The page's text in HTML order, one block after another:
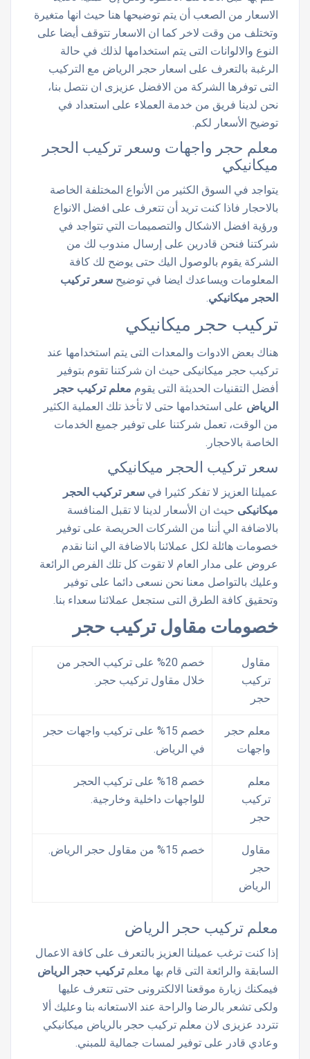
الاسعار من الصعب أن يتم توضيحها هنا حيث انها متغيرة
وتختلف من وقت لاخر كما ان الاسعار تتوقف أيضا على
النوع والالوانات التى يتم استخدامها لذلك في حالة
الرغبة بالتعرف على اسعار حجر الرياض مع التركيب
التى توفرها الشركة من الافضل عزيزى ان نتصل بنا،
نحن لدينا فريق من خدمة العملاء على استعداد في
توضيح الأسعار لكم.
معلم حجر واجهات وسعر تركيب الحجر
ميكانيكي
يتواجد في السوق الكثير من الأنواع المختلفة الخاصة
بالاحجار فاذا كنت تريد أن تتعرف على افضل الانواع
ورؤية افضل الاشكال والتصميمات التي تتواجد في
شركتنا فنحن قادرين على إرسال مندوب لك من
الشركة يقوم بالوصول اليك حتى يوضح لك كافة
المعلومات ويساعدك ايضا في توضيح سعر تركيب
الحجر ميكانيكي.
تركيب حجر ميكانيكي
هناك بعض الادوات والمعدات التى يتم استخدامها عند
تركيب حجر ميكانيكى حيث ان شركتنا تقوم بتوفير
أفضل التقنيات الحديثة التى يقوم معلم تركيب حجر
الرياض على استخدامها حتى لا تأخذ تلك العملية الكثير
من الوقت، تعمل شركتنا على توفير جميع الخدمات
الخاصة بالاحجار.
سعر تركيب الحجر ميكانيكي
عميلنا العزيز لا تفكر كثيرا في سعر تركيب الحجر
ميكانيكى حيث ان الأسعار لدينا لا تقبل المنافسة
بالاضافة الي أننا من الشركات الحريصة على توفير
خصومات هائلة لكل عملائنا بالاضافة الي اننا نقدم
عروض على مدار العام لا تقوت كل تلك الفرص الرائعة
وعليك بالتواصل معنا نحن نسعى دائما على توفير
وتحقيق كافة الطرق التى ستجعل عملائنا سعداء بنا.
خصومات مقاول تركيب حجر
مقاول
تركيب
حجر
خصم 20% على تركيب الحجر من
خلال مقاول تركيب حجر.
معلم حجر
واجهات
خصم 15% على تركيب واجهات حجر
في الرياض.
معلم
تركيب
حجر
خصم 18% على تركيب الحجر
للواجهات داخلية وخارجية.
مقاول
حجر
الرياض
خصم 15% من مقاول حجر الرياض.
معلم تركيب حجر الرياض
إذا كنت ترغب عميلنا العزيز بالتعرف على كافة الاعمال
السابقة والرائعة التى قام بها معلمتركيب حجر الرياض
فيمكنك زيارة موقعنا الالكترونى حتى تتعرف عليها
ولكى تشعر بالرضا والراحة عند الاستعانه بنا وعليك ألا
تتردد عزيزى لان معلم تركيب حجر بالرياض ميكانيكي
وعادي قادر على توفير لمسات جمالية للمبني.